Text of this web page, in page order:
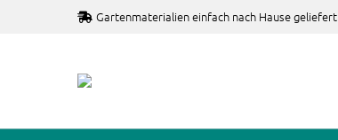
Gartenmaterialien einfach nach Hause geliefert